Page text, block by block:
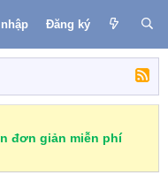
Đăng ký
đơn giản miễn phí